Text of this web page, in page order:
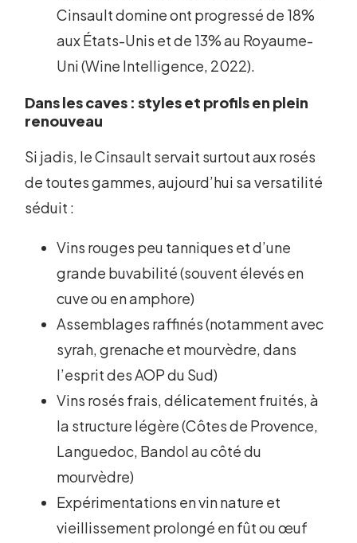
Cinsault domine ont progressé de 18%
aux États-Unis et de 13% au Royaume-
Uni (Wine Intelligence, 2022).
Dans les caves : styles et profils en plein
renouveau
Si jadis, le Cinsault servait surtout aux rosés
de toutes gammes, aujourd’hui sa versatilité
séduit :
Vins rouges peu tanniques et d’une
grande buvabilité (souvent élevés en
cuve ou en amphore)
Assemblages raffinés (notamment avec
syrah, grenache et mourvèdre, dans
l’esprit des AOP du Sud)
Vins rosés frais, délicatement fruités, à
la structure légère (Côtes de Provence,
Languedoc, Bandol au côté du
mourvèdre)
Expérimentations en vin nature et
vieillissement prolongé en fût ou œuf